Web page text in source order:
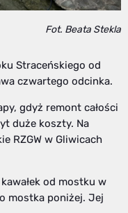
Fot. Beata Stekla
Straceńskiego od
czwartego odcinka.
gdyż remont całości
duże koszty. Na
RZGW w Gliwicach
od mostku w
mostka poniżej. Jej